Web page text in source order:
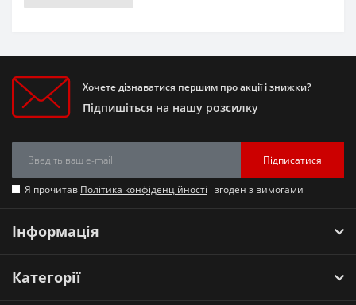
Хочете дізнаватися першим про акції і знижки?
Підпишіться на нашу розсилку
Підписатися
Я прочитав Політика конфіденційності і згоден з вимогами
Інформація
Категорії